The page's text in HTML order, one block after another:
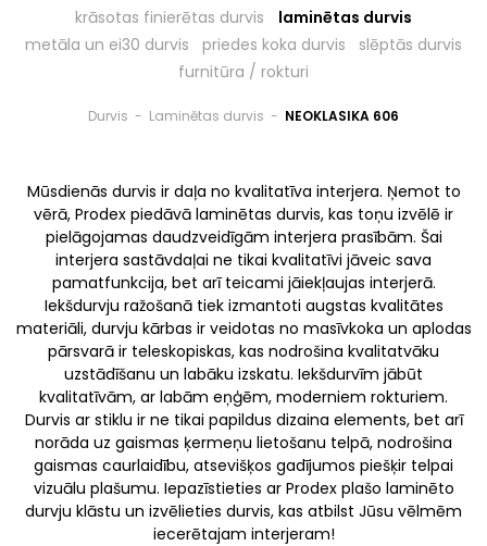
krāsotas finierētas durvis
laminētas durvis
metāla un ei30 durvis
priedes koka durvis
slēptās durvis
furnitūra / rokturi
Durvis - Laminētas durvis - NEOKLASIKA 606
Mūsdienās durvis ir daļa no kvalitatīva interjera. Ņemot to
vērā, Prodex piedāvā laminētas durvis, kas toņu izvēlē ir
pielāgojamas daudzveidīgām interjera prasībām. Šai
interjera sastāvdaļai ne tikai kvalitatīvi jāveic sava
pamatfunkcija, bet arī teicami jāiekļaujas interjerā.
Iekšdurvju ražošanā tiek izmantoti augstas kvalitātes
materiāli, durvju kārbas ir veidotas no masīvkoka un aplodas
pārsvarā ir teleskopiskas, kas nodrošina kvalitatvāku
uzstādīšanu un labāku izskatu. Iekšdurvīm jābūt
kvalitatīvām, ar labām eņģēm, moderniem rokturiem.
Durvis ar stiklu ir ne tikai papildus dizaina elements, bet arī
norāda uz gaismas ķermeņu lietošanu telpā, nodrošina
gaismas caurlaidību, atsevišķos gadījumos piešķir telpai
vizuālu plašumu. Iepazīstieties ar Prodex plašo laminēto
durvju klāstu un izvēlieties durvis, kas atbilst Jūsu vēlmēm
iecerētajam interjeram!